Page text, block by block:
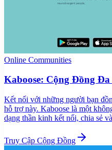
Online Communities
Kaboose: Cộng Đồng
Kết nối với những người bạn
hỗ trợ này. Kaboose là một
dạng thần kinh kết nối, chia sẻ
Truy Cập Cộng Đồng